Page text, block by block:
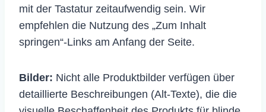
mit der Tastatur zeitaufwendig sein. Wir
empfehlen die Nutzung des „Zum Inhalt
springen“-Links am Anfang der Seite.
Bilder: Nicht alle Produktbilder verfügen über
detaillierte Beschreibungen (Alt-Texte), die die